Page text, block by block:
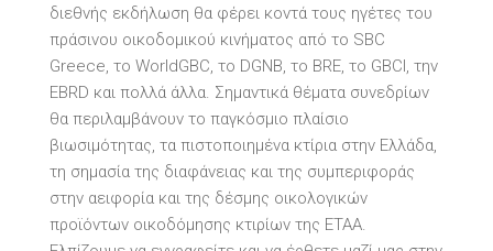
διεθνής εκδήλωση θα φέρει κοντά τους ηγέτες του
πράσινου οικοδομικού κινήματος από το SBC
Greece, το WorldGBC, το DGNB, το BRE, το GBCI, την
EBRD και πολλά άλλα. Σημαντικά θέματα συνεδρίων
θα περιλαμβάνουν το παγκόσμιο πλαίσιο
βιωσιμότητας, τα πιστοποιημένα κτίρια στην Ελλάδα,
τη σημασία της διαφάνειας και της συμπεριφοράς
στην αειφορία και της δέσμης οικολογικών
προϊόντων οικοδόμησης κτιρίων της ΕΤΑΑ.